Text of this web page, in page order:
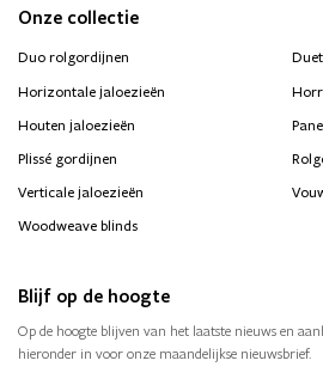
Onze collectie
Duo rolgordijnen
Horizontale jaloezieën
Houten jaloezieën
Plissé gordijnen
Verticale jaloezieën
Woodweave blinds
Blijf op de hoogte
Op de hoogte blijven van het laatste nieuws en
hieronder in voor onze maandelijkse nieuwsbrief.